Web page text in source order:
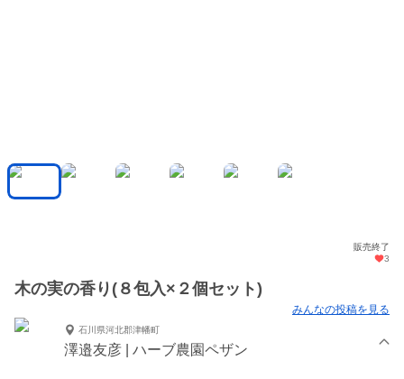
販売終了
3
木の実の香り(８包入×２個セット)
みんなの投稿を見る
石川県河北郡津幡町
澤邉友彦 | ハーブ農園ペザン